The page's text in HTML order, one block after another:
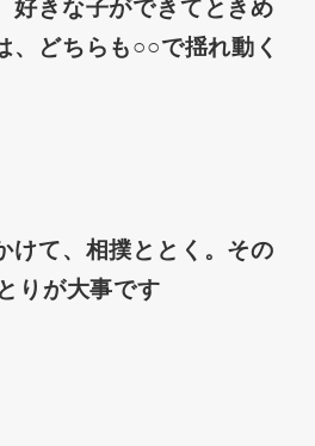
好きな子ができてときめ
、どちらも○○で揺れ動く
けて、相撲ととく。その
りが大事です